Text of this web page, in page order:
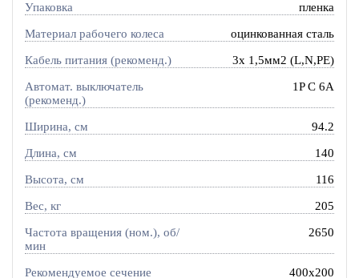
Упаковка пленка
Материал рабочего колеса оцинкованная сталь
Кабель питания (рекоменд.) 3х 1,5мм2 (L,N,PE)
Автомат. выключатель
(рекоменд.)
1P C 6A
Ширина, см 94.2
Длина, см 140
Высота, см 116
Вес, кг 205
Частота вращения (ном.), об/
мин
2650
Рекомендуемое сечение
400x200